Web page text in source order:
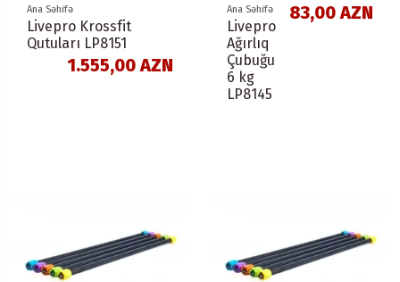
Ana Səhifə
Livepro Krossfit
Qutuları LP8151
1.555,00 AZN
Ana Səhifə
Livepro
Ağırlıq
Çubuğu
6 kg
LP8145
83,00 AZN